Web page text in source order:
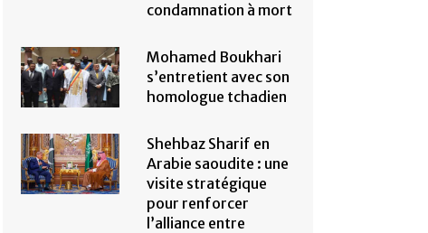
condamnation à mort
Mohamed Boukhari
s’entretient avec son
homologue tchadien
Shehbaz Sharif en
Arabie saoudite : une
visite stratégique
pour renforcer
l’alliance entre